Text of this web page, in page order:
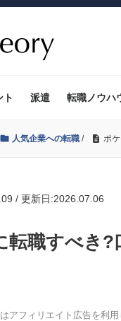
ト 派遣 転職ノウハ
人気企業への転職 / ポ
/ 更新日:2026.07.06
転職すべき?